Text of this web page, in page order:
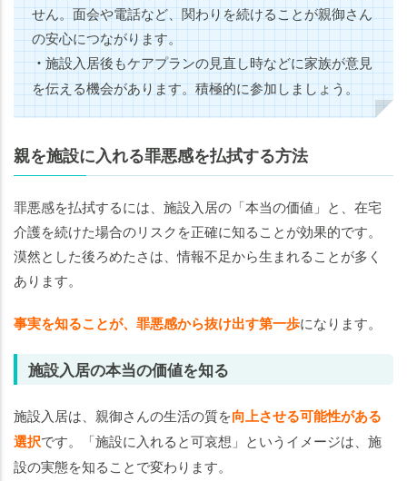
せん。面会や電話など、関わりを続けることが親御さん
の安心につながります。
・施設入居後もケアプランの見直し時などに家族が意見
を伝える機会があります。積極的に参加しましょう。
親を施設に入れる罪悪感を払拭する方法
罪悪感を払拭するには、施設入居の「本当の価値」と、在宅
介護を続けた場合のリスクを正確に知ることが効果的です。
漠然とした後ろめたさは、情報不足から生まれることが多く
あります。
事実を知ることが、罪悪感から抜け出す第一歩になります。
施設入居の本当の価値を知る
施設入居は、親御さんの生活の質を向上させる可能性がある
選択です。「施設に入れると可哀想」というイメージは、施
設の実態を知ることで変わります。